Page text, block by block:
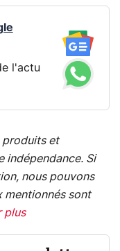
l'actu
produits et
indépendance. Si
nous pouvons
mentionnés sont
plus